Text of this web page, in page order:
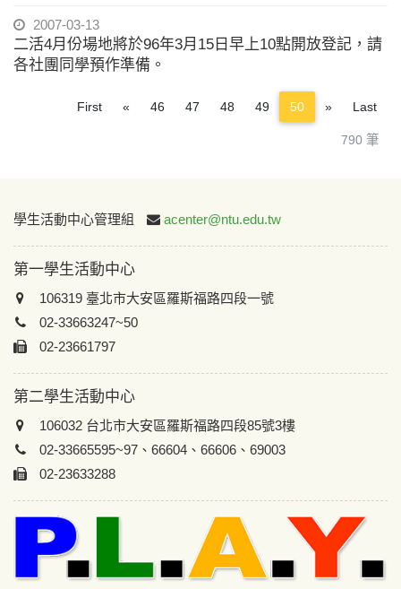
2007-03-13
二活4月份場地將於96年3月15日早上10點開放登記，請
各社團同學預作準備。
790 筆
First « Previous
46 47 48 49 50 »NextLast
:::
學生活動中心管理組 acenter@ntu.edu.tw
第一學生活動中心
106319 臺北市大安區羅斯福路四段一號
02-33663247~50
02-23661797
第二學生活動中心
106032 台北市大安區羅斯福路四段85號3樓
02-33665595~97、66604、66606、69003
02-23633288